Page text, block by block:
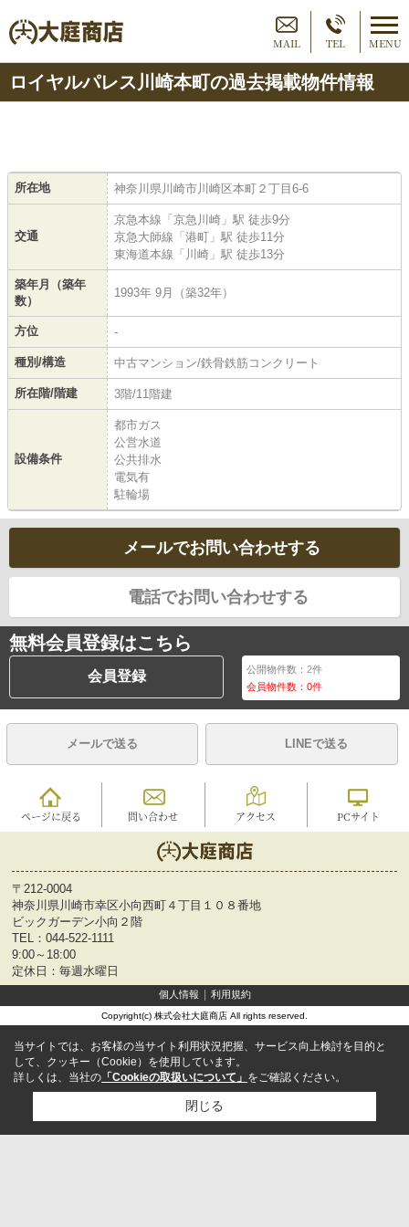
MAIL TEL MENU
ロイヤルパレス川崎本町の過去掲載物件情報
所在地 神奈川県川崎市川崎区本町２丁目6-6
交通
京急本線「京急川崎」駅 徒歩9分
京急大師線「港町」駅 徒歩11分
東海道本線「川崎」駅 徒歩13分
築年月（築年
数）
1993年 9月（築32年）
方位 -
種別/構造 中古マンション/鉄骨鉄筋コンクリート
所在階/階建 3階/11階建
設備条件
都市ガス
公営水道
公共排水
電気有
駐輪場
メールでお問い合わせする
電話でお問い合わせする
無料会員登録はこちら
会員登録 公開物件数：2件
会員物件数：0件
メールで送る LINEで送る
ページに戻る 問い合わせ アクセス PCサイト
〒212-0004
神奈川県川崎市幸区小向西町４丁目１０８番地
ビックガーデン小向２階
TEL： 044-522-1111
9:00～18:00
定休日：毎週水曜日
個人情報 利用規約
Copyright(c) 株式会社大庭商店 All rights reserved.
当サイトでは、お客様の当サイト利用状況把握、サービス向上検討を目的と
して、クッキー（Cookie）を使用しています。
詳しくは、当社の 「Cookieの取扱いについて」 をご確認ください。
閉じる